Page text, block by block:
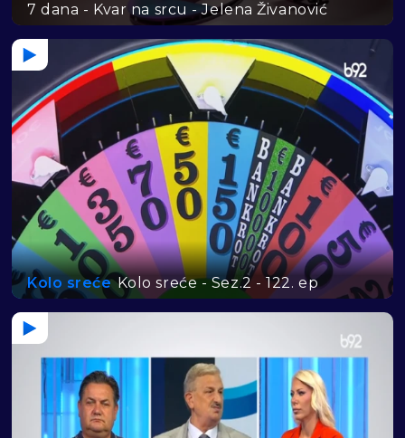
7 dana - Kvar na srcu - Jelena Živanović
Kolo sreće Kolo sreće - Sez.2 - 122. ep